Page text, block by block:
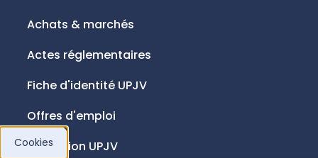
Achats & marchés
Actes réglementaires
Fiche d'identité UPJV
Offres d'emploi
Fondation UPJV
Cookies